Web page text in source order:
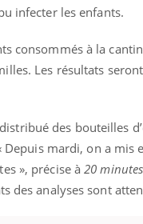
infecter les enfants.
consommés à la
Les résultats
des bouteilles
Depuis mardi, on a mis
», précise à20 minutes
des analyses sont